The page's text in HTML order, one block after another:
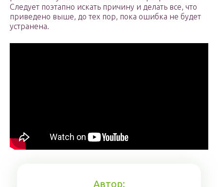
Следует поэтапно искать причину и делать все, что
приведено выше, до тех пор, пока ошибка не будет
устранена.
Автор: